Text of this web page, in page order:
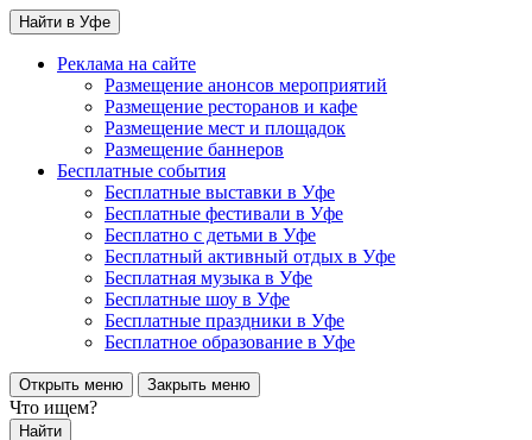
Найти в Уфе
Реклама на сайте
Размещение анонсов мероприятий
Размещение ресторанов и кафе
Размещение мест и площадок
Размещение баннеров
Бесплатные события
Бесплатные выставки в Уфе
Бесплатные фестивали в Уфе
Бесплатно с детьми в Уфе
Бесплатный активный отдых в Уфе
Бесплатная музыка в Уфе
Бесплатные шоу в Уфе
Бесплатные праздники в Уфе
Бесплатное образование в Уфе
Открыть меню Закрыть меню
Что ищем?
Найти